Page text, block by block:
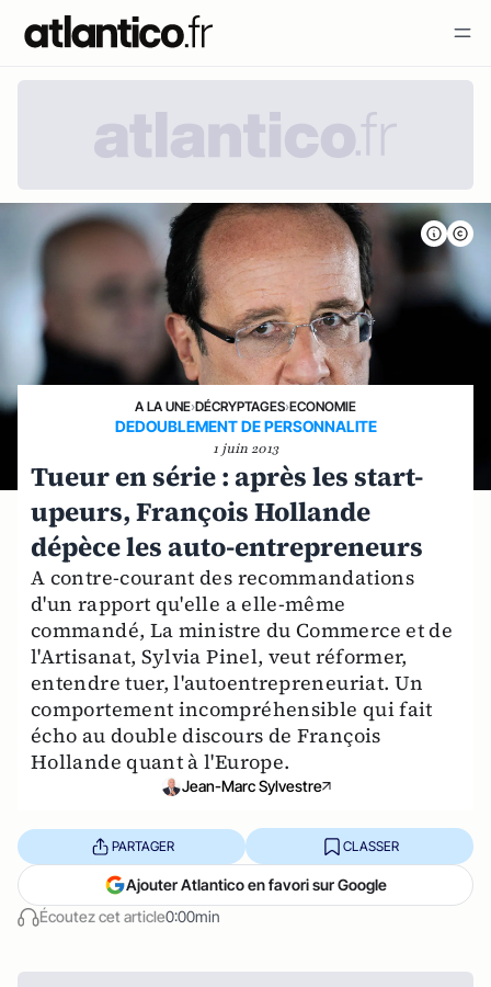
A LA UNE›DÉCRYPTAGES›ECONOMIE
DEDOUBLEMENT DE PERSONNALITE
1 juin 2013
Tueur en série : après les start-
upeurs, François Hollande
dépèce les auto-entrepreneurs
A contre-courant des recommandations
d'un rapport qu'elle a elle-même
commandé, La ministre du Commerce et de
l'Artisanat, Sylvia Pinel, veut réformer,
entendre tuer, l'autoentrepreneuriat. Un
comportement incompréhensible qui fait
écho au double discours de François
Hollande quant à l'Europe.
Jean-Marc Sylvestre
Écoutez cet article0:00min
PARTAGER CLASSER
Ajouter Atlantico en favori sur Google